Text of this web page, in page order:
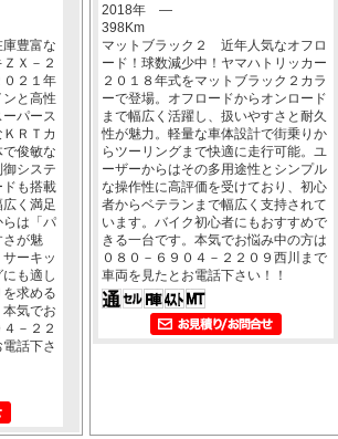
豊富な
Ｘ－２
０２１年
と高性
パース
ＲＴカ
俊敏な
システ
ドも搭載
く満足
らは「パ
さが魅
ーキッ
も適し
求める
気でお
－２２
話下さ
2018年 ―
398Km
マットブラック２ 近年人気なオフロ
ード！球数減少中！ヤマハトリッカー
２０１８年式をマットブラック２カラ
ーで登場。オフロードからオンロード
まで幅広く活躍し、扱いやすさと耐久
性が魅力。軽量な車体設計で街乗りか
らツーリングまで快適に走行可能。ユ
ーザーからはその多用途性とシンプル
な操作性に高評価を受けており、初心
者からベテランまで幅広く支持されて
います。バイク初心者にもおすすめで
きる一台です。本気でお悩み中の方は
０８０－６９０４－２２０９西川まで
車両を見たとお電話下さい！！